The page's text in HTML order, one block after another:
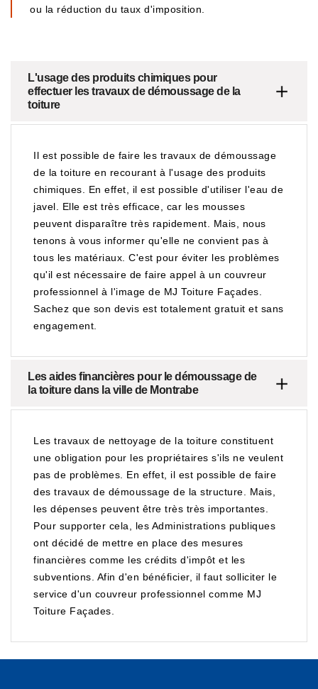
ou la réduction du taux d'imposition.
L'usage des produits chimiques pour
effectuer les travaux de démoussage de la
toiture
Il est possible de faire les travaux de démoussage
de la toiture en recourant à l'usage des produits
chimiques. En effet, il est possible d'utiliser l'eau de
javel. Elle est très efficace, car les mousses
peuvent disparaître très rapidement. Mais, nous
tenons à vous informer qu'elle ne convient pas à
tous les matériaux. C'est pour éviter les problèmes
qu'il est nécessaire de faire appel à un couvreur
professionnel à l'image de MJ Toiture Façades.
Sachez que son devis est totalement gratuit et sans
engagement.
Les aides financières pour le démoussage de
la toiture dans la ville de Montrabe
Les travaux de nettoyage de la toiture constituent
une obligation pour les propriétaires s'ils ne veulent
pas de problèmes. En effet, il est possible de faire
des travaux de démoussage de la structure. Mais,
les dépenses peuvent être très très importantes.
Pour supporter cela, les Administrations publiques
ont décidé de mettre en place des mesures
financières comme les crédits d'impôt et les
subventions. Afin d'en bénéficier, il faut solliciter le
service d'un couvreur professionnel comme MJ
Toiture Façades.